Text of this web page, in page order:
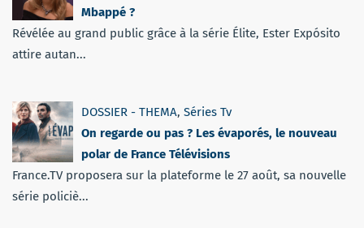
Mbappé ?
Révélée au grand public grâce à la série Élite, Ester Expósito
attire autan...
DOSSIER - THEMA, Séries Tv
On regarde ou pas ? Les évaporés, le nouveau
polar de France Télévisions
France.TV proposera sur la plateforme le 27 août, sa nouvelle
série policiè...